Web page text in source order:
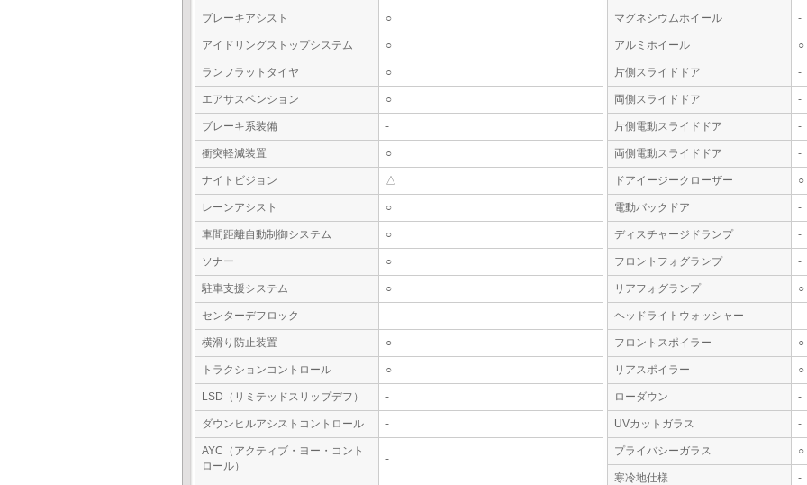
ブレーキアシスト ○
アイドリングストップシステム ○
ランフラットタイヤ ○
エアサスペンション ○
ブレーキ系装備 -
衝突軽減装置 ○
ナイトビジョン △
レーンアシスト ○
車間距離自動制御システム ○
ソナー ○
駐車支援システム ○
センターデフロック -
横滑り防止装置 ○
トラクションコントロール ○
LSD（リミテッドスリップデフ） -
ダウンヒルアシストコントロール -
AYC（アクティブ・ヨー・コント
ロール）
-
マグネシウムホイール -
アルミホイール ○
片側スライドドア -
両側スライドドア -
片側電動スライドドア -
両側電動スライドドア -
ドアイージークローザー ○
電動バックドア -
ディスチャージドランプ -
フロントフォグランプ -
リアフォグランプ ○
ヘッドライトウォッシャー -
フロントスポイラー ○
リアスポイラー ○
ローダウン -
UVカットガラス -
プライバシーガラス ○
寒冷地仕様 -